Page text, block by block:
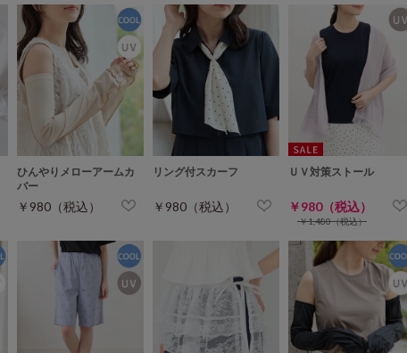
ひんやりメローアームカ
バー
￥980（税込）
リング付スカーフ
￥980（税込）
ＵＶ対策ストール
￥980（税込）
￥1,480（税込）